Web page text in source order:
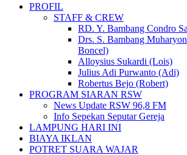
PROFIL
STAFF & CREW
RD. Y. Bambang Condro
Drs. S. Bambang
Boncel)
Alloysius Sukardi (Lois)
Julius Adi Purwanto (Adi)
Robertus Bejo (Robert)
PROGRAM SIARAN RSW
News Update RSW 96,8 FM
Info Sepekan Seputar Gereja
LAMPUNG HARI INI
BIAYA IKLAN
POTRET SUARA WAJAR